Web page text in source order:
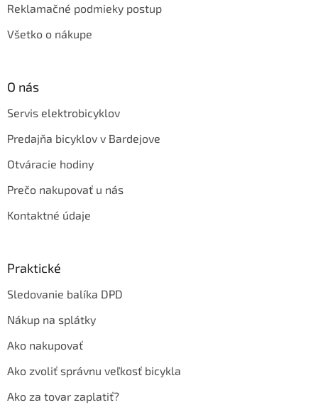
Reklamačné podmieky postup
Všetko o nákupe
O nás
Servis elektrobicyklov
Predajňa bicyklov v Bardejove
Otváracie hodiny
Prečo nakupovať u nás
Kontaktné údaje
Praktické
Sledovanie balíka DPD
Nákup na splátky
Ako nakupovať
Ako zvoliť správnu veľkosť bicykla
Ako za tovar zaplatiť?